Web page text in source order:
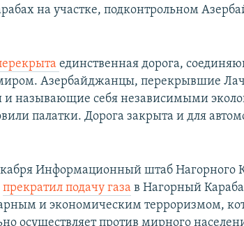
на участке, подконтрольном
единственная дорога,
Азербайджанцы, перекрывшие
называющие себя независимыми
палатки. Дорога закрыта и для
Информационный штаб Нагорного
прекратил подачу газа в Нагорный
и экономическим терроризмом,
осуществляет против мирного